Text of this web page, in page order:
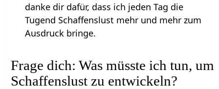
danke dir dafür, dass ich jeden Tag die
Tugend Schaffenslust mehr und mehr zum
Ausdruck bringe.
Frage dich: Was müsste ich tun, um
Schaffenslust zu entwickeln?